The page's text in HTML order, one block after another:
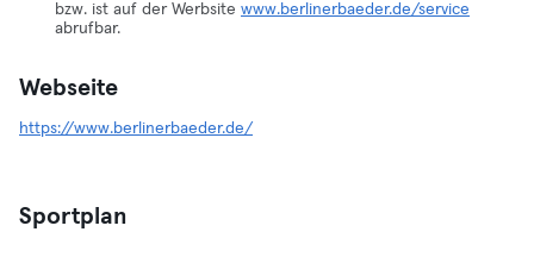
bzw. ist auf der Werbsite www.berlinerbaeder.de/service
abrufbar.
Webseite
https://www.berlinerbaeder.de/
Sportplan